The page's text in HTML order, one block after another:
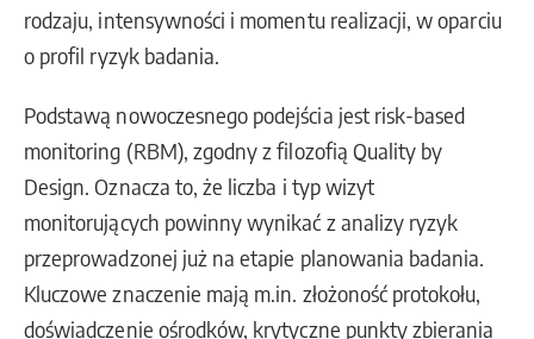
rodzaju, intensywności i momentu realizacji, w oparciu
o profil ryzyk badania.
Podstawą nowoczesnego podejścia jest risk-based
monitoring (RBM), zgodny z filozofią Quality by
Design. Oznacza to, że liczba i typ wizyt
monitorujących powinny wynikać z analizy ryzyk
przeprowadzonej już na etapie planowania badania.
Kluczowe znaczenie mają m.in. złożoność protokołu,
doświadczenie ośrodków, krytyczne punkty zbierania